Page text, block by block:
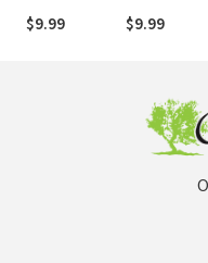
$9.99
(NASB1995)
$9.99